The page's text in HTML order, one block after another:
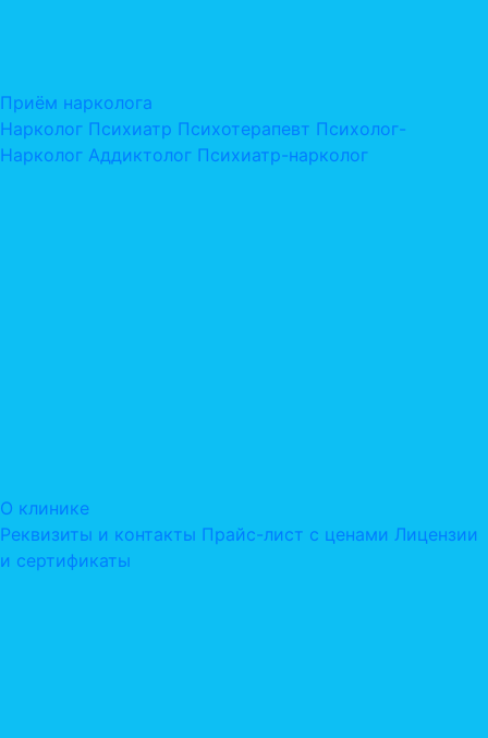
Приём нарколога
Нарколог Психиатр Психотерапевт Психолог-
Нарколог Аддиктолог Психиатр-нарколог
О клинике
Реквизиты и контакты Прайс-лист с ценами Лицензии
и сертификаты